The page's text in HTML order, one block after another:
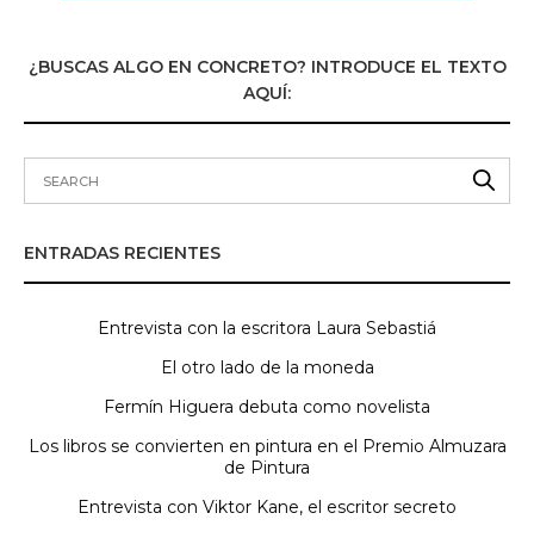
¿BUSCAS ALGO EN CONCRETO? INTRODUCE EL TEXTO
AQUÍ:
ENTRADAS RECIENTES
Entrevista con la escritora Laura Sebastiá
El otro lado de la moneda
Fermín Higuera debuta como novelista
Los libros se convierten en pintura en el Premio Almuzara
de Pintura
Entrevista con Viktor Kane, el escritor secreto